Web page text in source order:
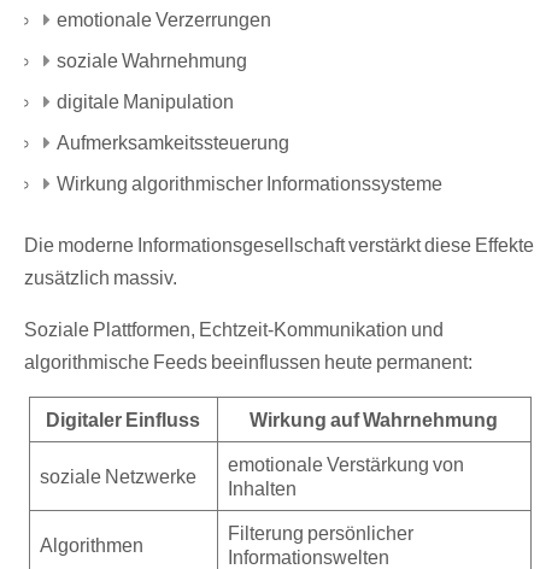
emotionale Verzerrungen
soziale Wahrnehmung
digitale Manipulation
Aufmerksamkeitssteuerung
Wirkung algorithmischer Informationssysteme
Die moderne Informationsgesellschaft verstärkt diese Effekte
zusätzlich massiv.
Soziale Plattformen, Echtzeit-Kommunikation und
algorithmische Feeds beeinflussen heute permanent:
Digitaler Einfluss Wirkung auf Wahrnehmung
soziale Netzwerke
emotionale Verstärkung von
Inhalten
Algorithmen
Filterung persönlicher
Informationswelten